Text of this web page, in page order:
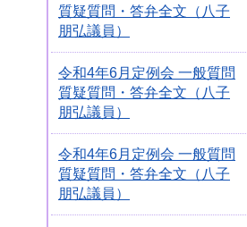
質疑質問・答弁全文（八子
朋弘議員）
令和4年6月定例会 一般質問
質疑質問・答弁全文（八子
朋弘議員）
令和4年6月定例会 一般質問
質疑質問・答弁全文（八子
朋弘議員）